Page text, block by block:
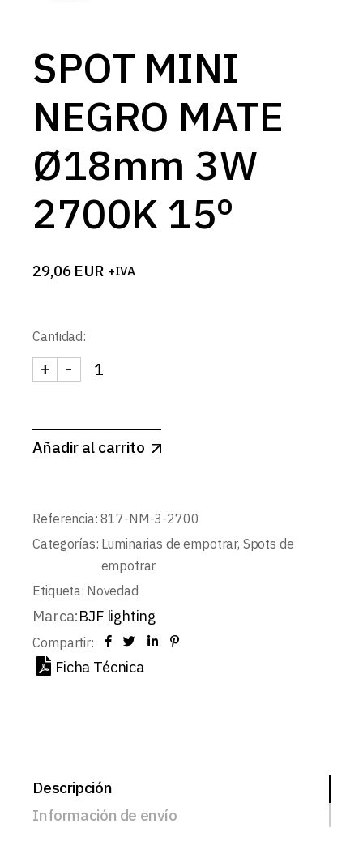
SPOT MINI
NEGRO MATE
Ø18mm 3W
2700K 15º
29,06 EUR +IVA
Cantidad:
SPOT MINI NEGRO MATE Ø18mm 3W 2700K 15º
-
+
Añadir al carrito
Referencia: 817-NM-3-2700
Categorías: Luminarias de empotrar, Spots de
empotrar
Etiqueta: Novedad
Marca:BJF lighting
Compartir:
Ficha Técnica
Descripción
Información de envío